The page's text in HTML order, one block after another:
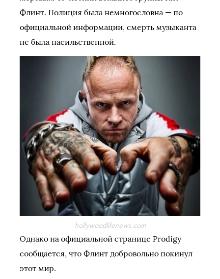
Флинт. Полиция была немногословна — по
официальной информации, смерть музыканта
не была насильственной.
hollywoodlifenews.com
Однако на официальной странице Prodigy
сообщается, что Флинт добровольно покинул
этот мир.